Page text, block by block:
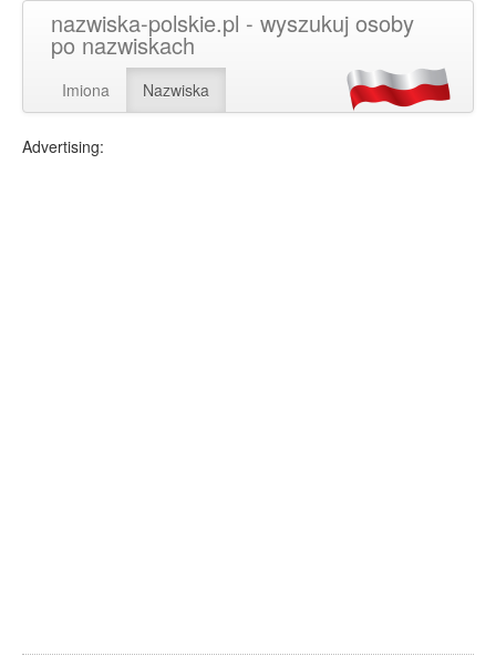
nazwiska-polskie.pl - wyszukuj osoby
po nazwiskach
Imiona Nazwiska
Advertising: